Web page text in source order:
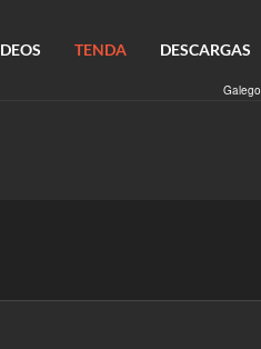
Galego
TENDA DESCARGAS